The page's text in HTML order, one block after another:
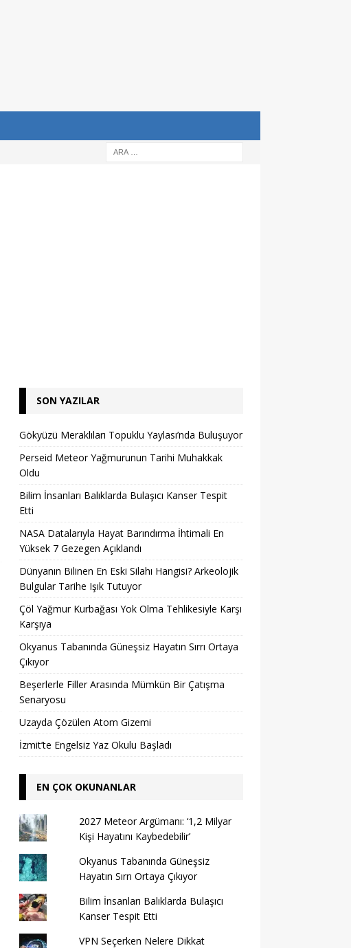
SON YAZILAR
Gökyüzü Meraklıları Topuklu Yaylası’nda Buluşuyor
Perseid Meteor Yağmurunun Tarihi Muhakkak
Oldu
Bilim İnsanları Balıklarda Bulaşıcı Kanser Tespit
Etti
NASA Datalarıyla Hayat Barındırma İhtimali En
Yüksek 7 Gezegen Açıklandı
Dünyanın Bilinen En Eski Silahı Hangisi? Arkeolojik
Bulgular Tarihe Işık Tutuyor
Çöl Yağmur Kurbağası Yok Olma Tehlikesiyle Karşı
Karşıya
Okyanus Tabanında Güneşsiz Hayatın Sırrı Ortaya
Çıkıyor
Beşerlerle Filler Arasında Mümkün Bir Çatışma
Senaryosu
Uzayda Çözülen Atom Gizemi
İzmit’te Engelsiz Yaz Okulu Başladı
EN ÇOK OKUNANLAR
2027 Meteor Argümanı: ‘1,2 Milyar
Kişi Hayatını Kaybedebilir’
Okyanus Tabanında Güneşsiz
Hayatın Sırrı Ortaya Çıkıyor
Bilim İnsanları Balıklarda Bulaşıcı
Kanser Tespit Etti
VPN Seçerken Nelere Dikkat